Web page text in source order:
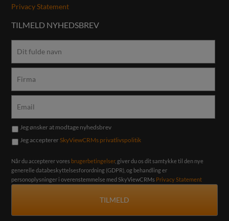
Privacy Statement
TILMELD NYHEDSBREV
Jeg ønsker at modtage nyhedsbrev
Jeg acceptererSkyViewCRMs privatlivspolitik
Når du accepterer vores brugerbetingelser, giver du os dit samtykke til den nye
generelle databeskyttelsesforordning (GDPR), og behandling er
personoplysninger i overenstemmelse med SkyViewCRMs Privacy Statement